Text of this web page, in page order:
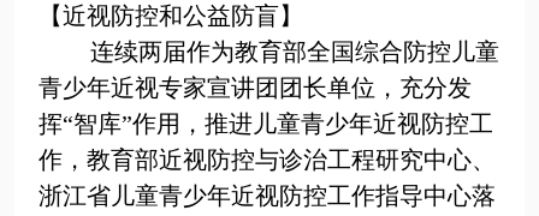
【近视防控和公益防盲】
连续两届作为教育部全国综合防控儿童
青少年近视专家宣讲团团长单位，充分发
挥“智库”作用，推进儿童青少年近视防控工
作，教育部近视防控与诊治工程研究中心、
浙江省儿童青少年近视防控工作指导中心落